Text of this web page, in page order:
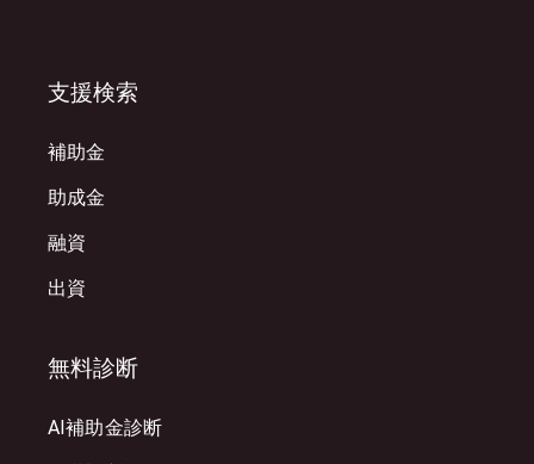
支援検索
補助金
助成金
融資
出資
無料診断
AI補助金診断